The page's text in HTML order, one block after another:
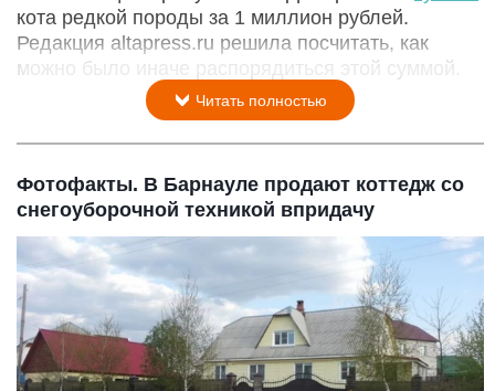
кота редкой породы за 1 миллион рублей.
Редакция altapress.ru решила посчитать, как
можно было иначе распорядиться этой суммой.
Читать полностью
Фотофакты. В Барнауле продают коттедж со
снегоуборочной техникой впридачу